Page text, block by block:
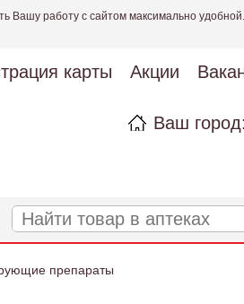
Вашу работу с сайтом максимально
карты Акции
Ваш город:
препараты